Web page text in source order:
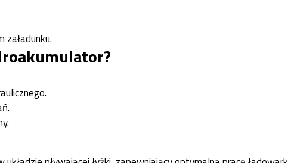
załadunku.